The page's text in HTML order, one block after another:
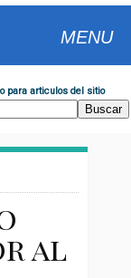
MENU
para articulos del sitio
al